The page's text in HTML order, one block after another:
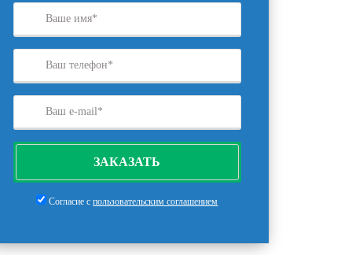
ЗАКАЗАТЬ
Согласие спользовательским соглашением